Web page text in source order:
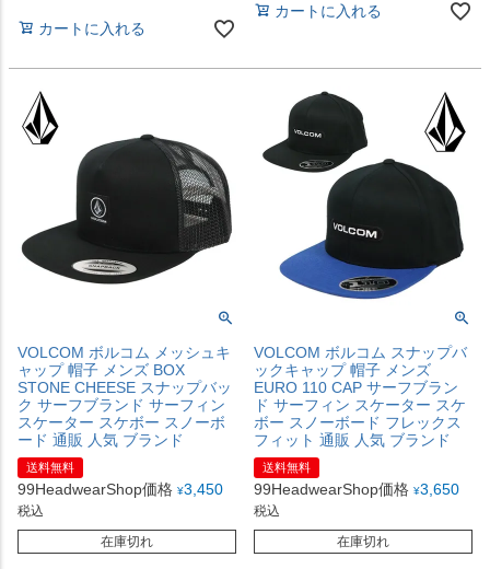
カートに入れる
カートに入れる
VOLCOM ボルコム メッシュキ
ャップ 帽子 メンズ BOX
STONE CHEESE スナップバッ
ク サーフブランド サーフィン
スケーター スケボー スノーボ
ード 通販 人気 ブランド
送料無料
99HeadwearShop価格 ¥3,450
税込
在庫切れ
VOLCOM ボルコム スナップバ
ックキャップ 帽子 メンズ
EURO 110 CAP サーフブラン
ド サーフィン スケーター スケ
ボー スノーボード フレックス
フィット 通販 人気 ブランド
送料無料
99HeadwearShop価格 ¥3,650
税込
在庫切れ